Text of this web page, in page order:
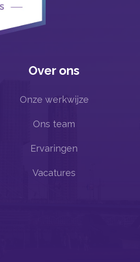
Over ons
Onze werkwijze
Ons team
Ervaringen
Vacatures